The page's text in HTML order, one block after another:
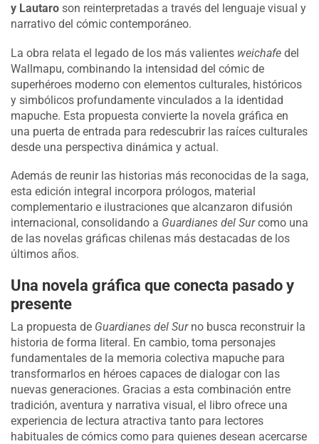
y Lautaro son reinterpretadas a través del lenguaje visual y
narrativo del cómic contemporáneo.
La obra relata el legado de los más valientes weichafe del
Wallmapu, combinando la intensidad del cómic de
superhéroes moderno con elementos culturales, históricos
y simbólicos profundamente vinculados a la identidad
mapuche. Esta propuesta convierte la novela gráfica en
una puerta de entrada para redescubrir las raíces culturales
desde una perspectiva dinámica y actual.
Además de reunir las historias más reconocidas de la saga,
esta edición integral incorpora prólogos, material
complementario e ilustraciones que alcanzaron difusión
internacional, consolidando a Guardianes del Surcomo una
de las novelas gráficas chilenas más destacadas de los
últimos años.
Una novela gráfica que conecta pasado y
presente
La propuesta de Guardianes del Surno busca reconstruir la
historia de forma literal. En cambio, toma personajes
fundamentales de la memoria colectiva mapuche para
transformarlos en héroes capaces de dialogar con las
nuevas generaciones. Gracias a esta combinación entre
tradición, aventura y narrativa visual, el libro ofrece una
experiencia de lectura atractiva tanto para lectores
habituales de cómics como para quienes desean acercarse